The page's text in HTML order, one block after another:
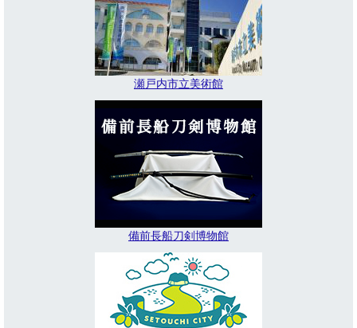
瀬戸内市立美術館
備前長船刀剣博物館